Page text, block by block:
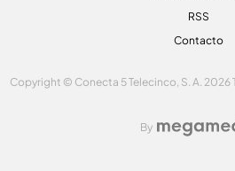
RSS
Contacto
Copyright © Conecta 5 Telecinco, S. A.
By